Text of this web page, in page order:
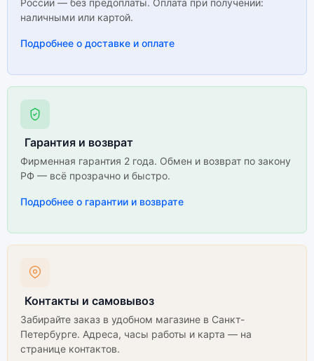
России — без предоплаты. Оплата при получении:
наличными или картой.
Подробнее о доставке и оплате
Гарантия и возврат
Фирменная гарантия 2 года. Обмен и возврат по закону
РФ — всё прозрачно и быстро.
Подробнее о гарантии и возврате
Контакты и самовывоз
Забирайте заказ в удобном магазине в Санкт-
Петербурге. Адреса, часы работы и карта — на
странице контактов.